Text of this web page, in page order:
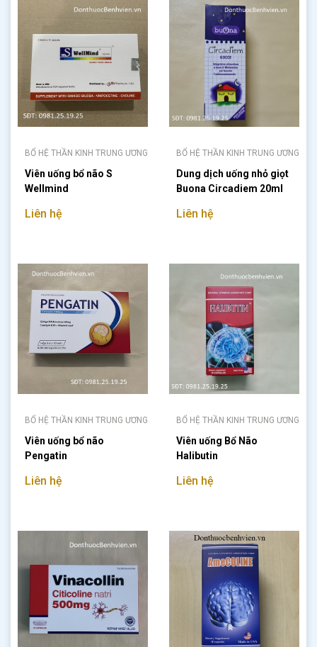
BỔ HỆ THẦN KINH TRUNG ƯƠNG
Viên uống bổ não S
Wellmind
Liên hệ
BỔ HỆ THẦN KINH TRUNG ƯƠNG
Dung dịch uống nhỏ giọt
Buona Circadiem 20ml
Liên hệ
BỔ HỆ THẦN KINH TRUNG ƯƠNG
Viên uống bổ não
Pengatin
Liên hệ
BỔ HỆ THẦN KINH TRUNG ƯƠNG
Viên uống Bổ Não
Halibutin
Liên hệ